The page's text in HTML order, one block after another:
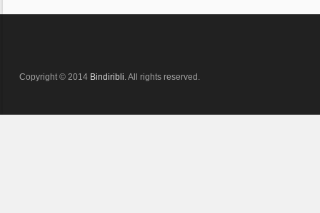
Copyright © 2014 Bindiribli. All rights reserved.